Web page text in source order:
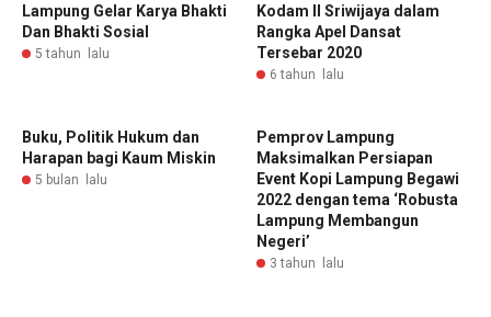
Lampung Gelar Karya Bhakti
Dan Bhakti Sosial
5 tahun lalu
Kodam II Sriwijaya dalam
Rangka Apel Dansat
Tersebar 2020
6 tahun lalu
Buku, Politik Hukum dan
Harapan bagi Kaum Miskin
5 bulan lalu
Pemprov Lampung
Maksimalkan Persiapan
Event Kopi Lampung Begawi
2022 dengan tema ‘Robusta
Lampung Membangun
Negeri’
3 tahun lalu